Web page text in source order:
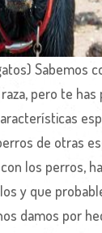
Sabemos
pero te has
de otras
los perros,
y que
damos por